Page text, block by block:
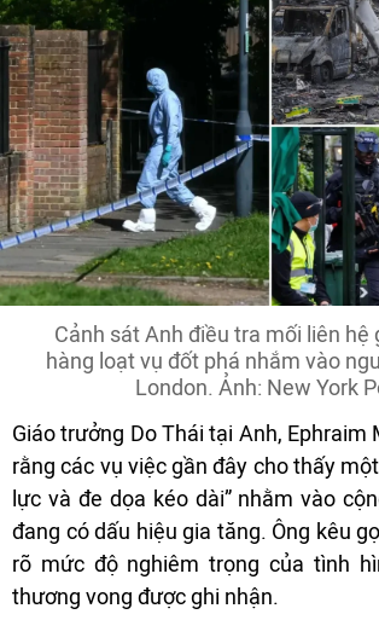
Cảnh sát Anh điều tra mối liên hệ
hàng loạt vụ đốt phá nhắm vào
London. Ảnh: New York
Giáo trưởng Do Thái tại Anh, Ephraim
rằng các vụ việc gần đây cho thấy
lực và đe dọa kéo dài” nhằm vào
đang có dấu hiệu gia tăng. Ông kêu
rõ mức độ nghiêm trọng của tình
thương vong được ghi nhận.